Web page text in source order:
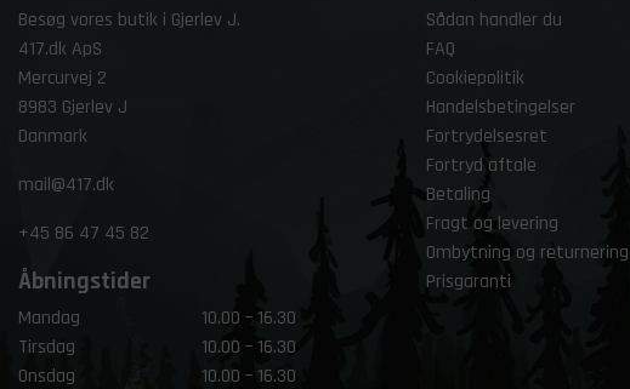
Besøg vores butik i Gjerlev J.
417.dk ApS
Mercurvej 2
8983 Gjerlev J
Danmark
mail@417.dk
+45 86 47 45 82
Åbningstider
Mandag
10.00 – 16.30
Tirsdag
10.00 – 16.30
Onsdag
10.00 – 16.30
Sådan handler du
FAQ
Cookiepolitik
Handelsbetingelser
Fortrydelsesret
Fortryd aftale
Betaling
Fragt og levering
Ombytning og returnering
Prisgaranti